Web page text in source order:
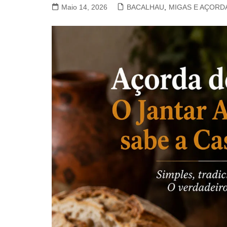
CABRITO
PORCO, LEITÃO E JAVALI
Maio 14, 2026 BACALHAU MIGAS E